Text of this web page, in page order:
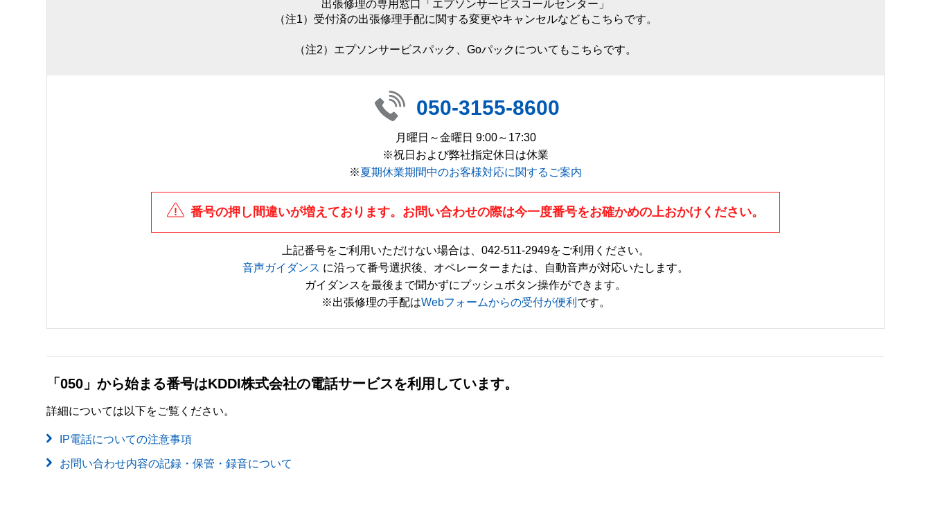
出張修理の専用窓口「エプソンサービスコールセンター」
（注1）受付済の出張修理手配に関する変更やキャンセルなどもこちらです。
（注2）エプソンサービスパック、Goパックについてもこちらです。
050-3155-8600
月曜日～金曜日 9:00～17:30
※祝日および弊社指定休日は休業
※夏期休業期間中のお客様対応に関するご案内
番号の押し間違いが増えております。お問い合わせの際は今一度番号をお確かめの上おかけください。
上記番号をご利用いただけない場合は、 042-511-2949をご利用ください。
音声ガイダンス に沿って番号選択後、オペレーターまたは、自動音声が対応いたします。
ガイダンスを最後まで聞かずにプッシュボタン操作ができます。
※出張修理の手配はWebフォームからの受付が便利 です。
「050」から始まる番号はKDDI株式会社の電話サービスを利用しています。
詳細については以下をご覧ください。
IP電話についての注意事項
お問い合わせ内容の記録・保管・録音について